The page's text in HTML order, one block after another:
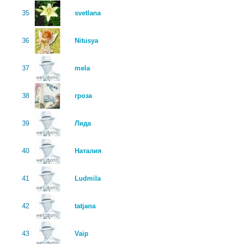
35 svetlana
36 Nitusya
37 mela
38 гроза
39 Лида
40 Наталия
41 Ludmila
42 tatjana
43 Vaip